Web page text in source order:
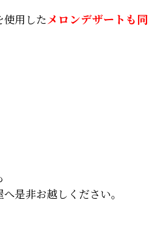
使用したメロンデザートも同
是非お越しください。